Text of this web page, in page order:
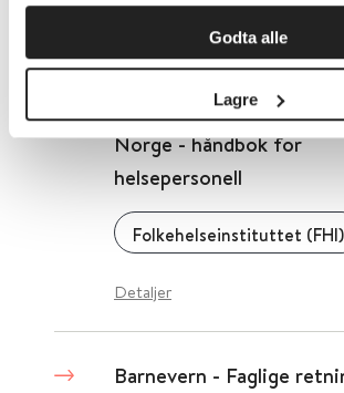
Godta alle
Lagre
Norge - håndbok for
helsepersonell
Folkehelseinstituttet (FHI)
Detaljer
Barnevern - Faglige